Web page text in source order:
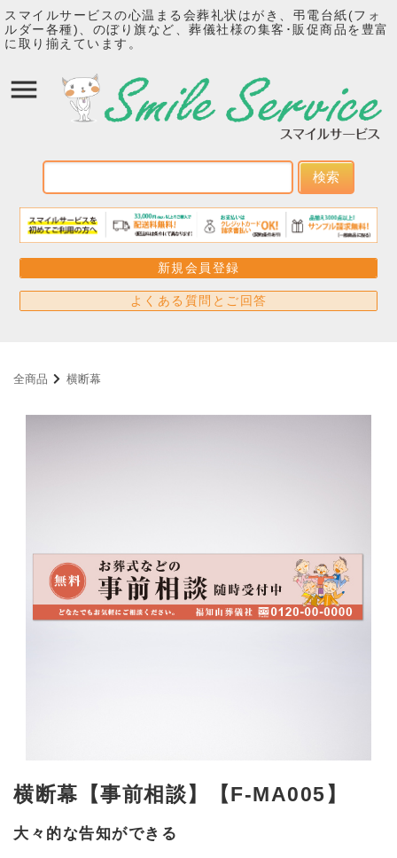
スマイルサービスの心温まる会葬礼状はがき、弔電台紙(フォ
ルダー各種)、のぼり旗など、葬儀社様の集客･販促商品を豊富
に取り揃えています。
検索
新規会員登録
よくある質問とご回答
全商品 横断幕
横断幕【事前相談】【F-MA005】
大々的な告知ができる